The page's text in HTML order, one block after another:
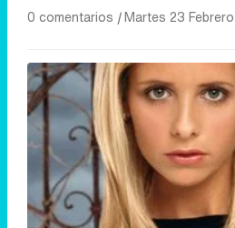
0 comentarios |Martes 23